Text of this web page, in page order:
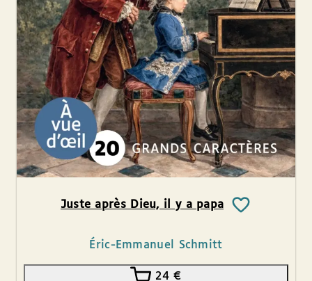
Juste après Dieu, il y a papa
Éric-Emmanuel Schmitt
24€